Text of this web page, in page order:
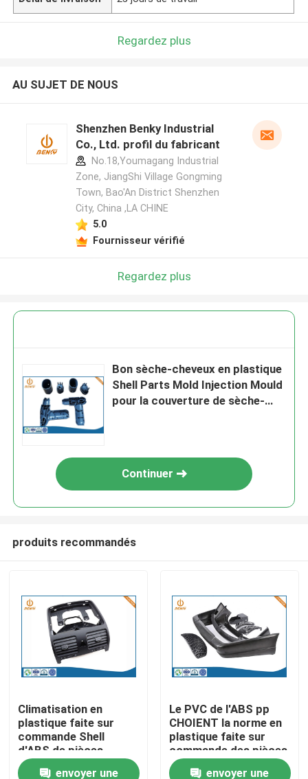
Produits
A propos de nous
Regardez plus
AU SUJET DE NOUS
Shenzhen Benky Industrial
Co., Ltd. profil du fabricant
No.18,Youmagang Industrial
Zone, JiangShi Village Gongming
Town, Bao'An District Shenzhen
City, China ,LA CHINE
5.0
Fournisseur vérifié
Regardez plus
Bon sèche-cheveux en plastique
Shell Parts Mold Injection Mould
pour la couverture de sèche-
Continuer
produits recommandés
Climatisation en
plastique faite sur
commande Shell
d'ABS de pièces
d'injection de Nak80
envoyer une
Le PVC de l'ABS pp
CHOIENT la norme en
plastique faite sur
commande des pièces
LKM HASCO de
envoyer une